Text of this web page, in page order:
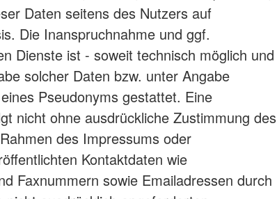
Daten seitens des Nutzers auf
Die Inanspruchnahme und ggf.
Dienste ist - soweit technisch möglich und
solcher Daten bzw. unter Angabe
Pseudonyms gestattet. Eine
nicht ohne ausdrückliche Zustimmung des
des Impressums oder
Kontaktdaten wie
Faxnummern sowie Emailadressen durch